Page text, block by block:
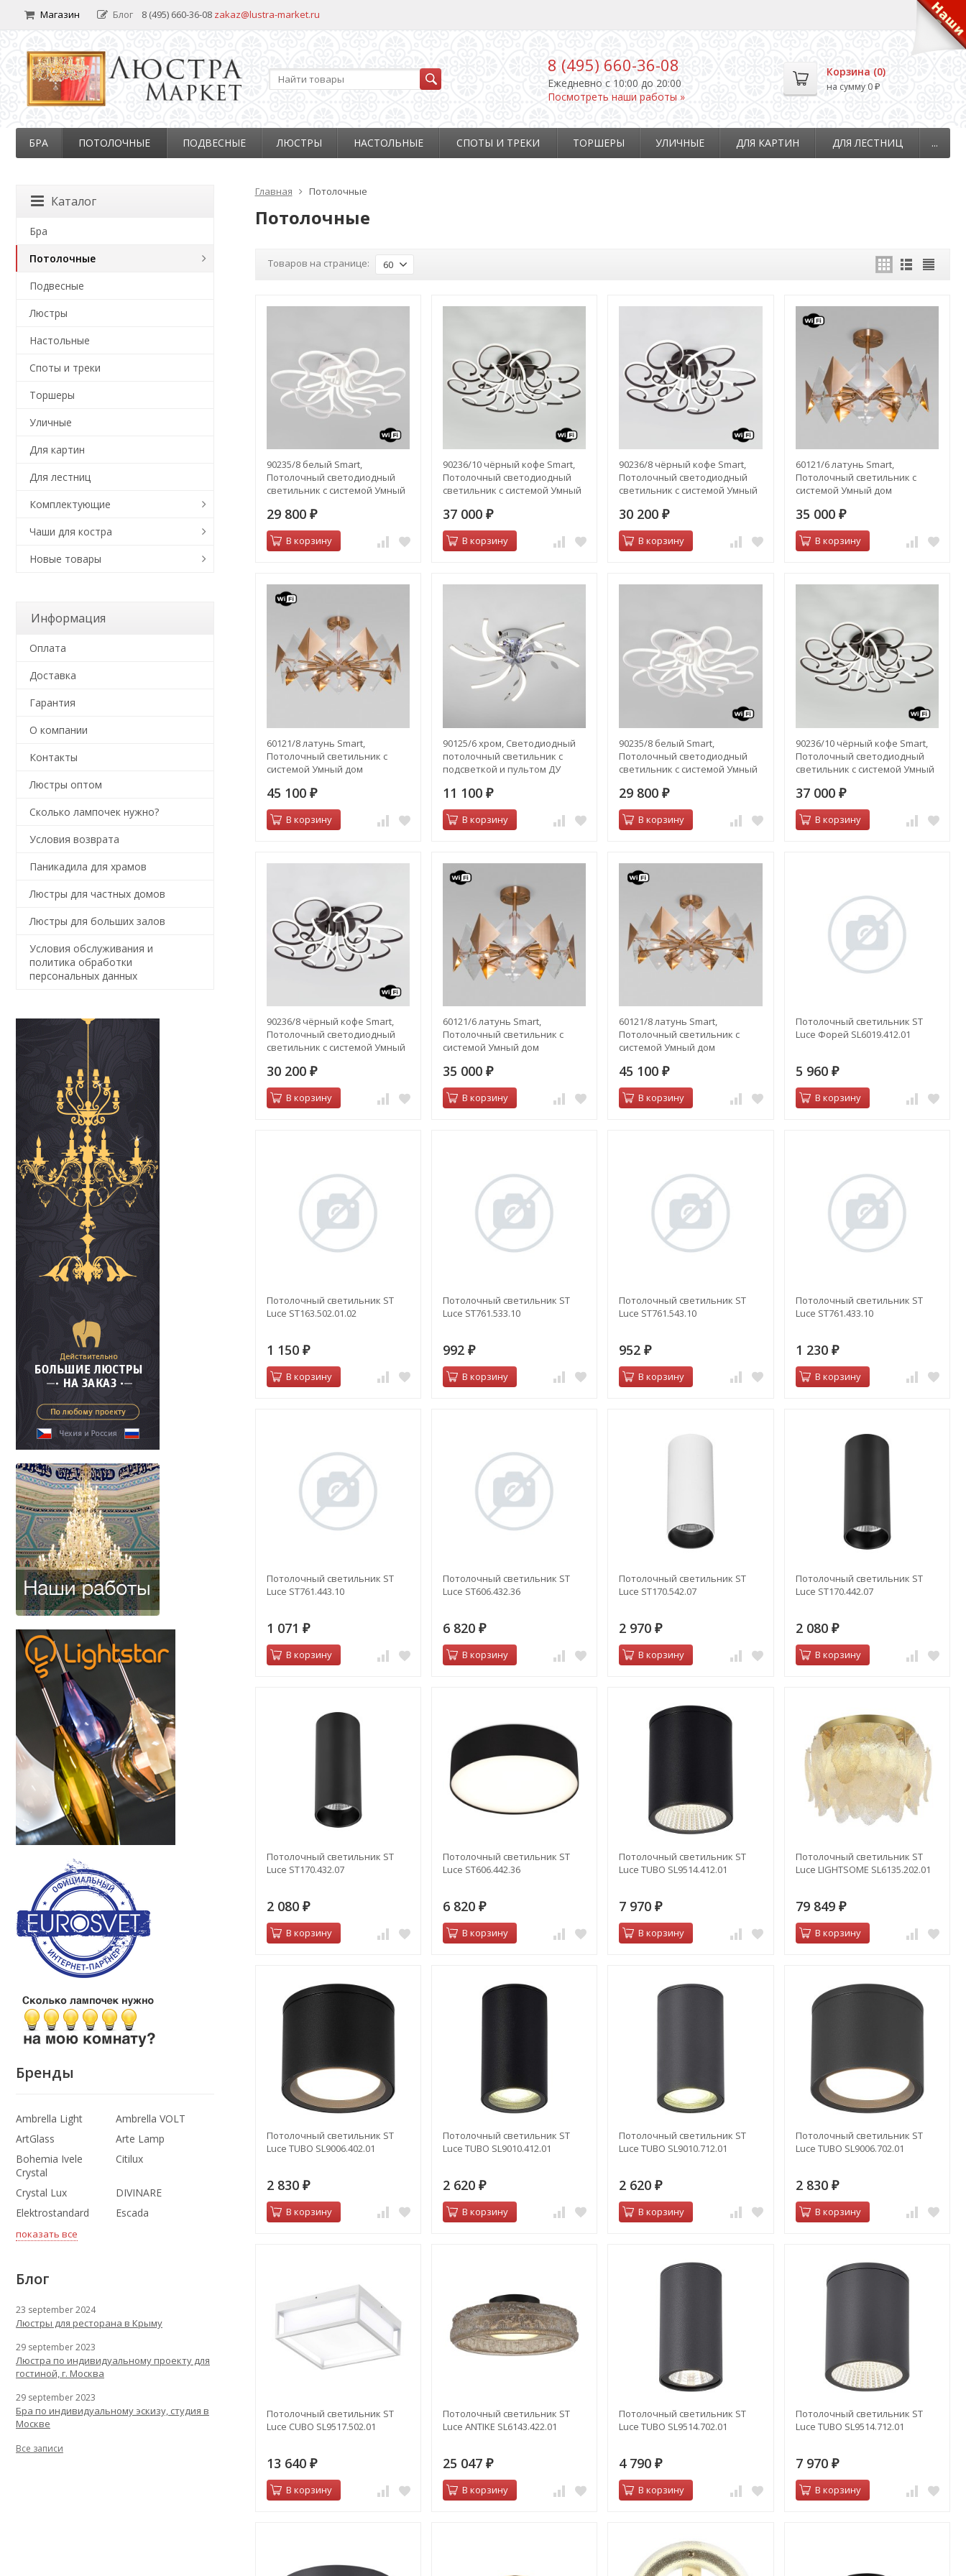
Магазин Блог 8 (495) 660-36-08 zakaz@lustra-market.ru
8 (495) 660-36-08
Ежедневно c 10:00 до 20:00
Посмотреть наши работы »
Корзина (0)
на сумму 0 ₽
БРА ПОТОЛОЧНЫЕ ПОДВЕСНЫЕ ЛЮСТРЫ НАСТОЛЬНЫЕ СПОТЫ И ТРЕКИ ТОРШЕРЫ УЛИЧНЫЕ ДЛЯ КАРТИН ДЛЯ ЛЕСТНИЦ ...
Главная Потолочные
Потолочные
Товаров на странице: 60
90235/8 белый Smart,
Потолочный светодиодный
светильник с системой Умный
29 800 ₽
В корзину
90236/10 чёрный кофе Smart,
Потолочный светодиодный
светильник с системой Умный
37 000 ₽
В корзину
90236/8 чёрный кофе Smart,
Потолочный светодиодный
светильник с системой Умный
30 200₽
В корзину
60121/6 латунь Smart,
Потолочный светильник с
системой Умный дом
35 000 ₽
В корзину
60121/8 латунь Smart,
Потолочный светильник с
системой Умный дом
45 100 ₽
В корзину
90125/6 хром, Светодиодный
потолочный светильник с
подсветкой и пультом ДУ
11 100 ₽
В корзину
90235/8 белый Smart,
Потолочный светодиодный
светильник с системой Умный
29 800₽
В корзину
90236/10 чёрный кофе Smart,
Потолочный светодиодный
светильник с системой Умный
37 000 ₽
В корзину
90236/8 чёрный кофе Smart,
Потолочный светодиодный
светильник с системой Умный
30 200 ₽
В корзину
60121/6 латунь Smart,
Потолочный светильник с
системой Умный дом
35 000 ₽
В корзину
60121/8 латунь Smart,
Потолочный светильник с
системой Умный дом
45 100₽
В корзину
Потолочный светильник ST
Luce Форей SL6019.412.01
5 960 ₽
В корзину
Потолочный светильник ST
Luce ST163.502.01.02
1 150 ₽
В корзину
Потолочный светильник ST
Luce ST761.533.10
992 ₽
В корзину
Потолочный светильник ST
Luce ST761.543.10
952₽
В корзину
Потолочный светильник ST
Luce ST761.433.10
1 230 ₽
В корзину
Потолочный светильник ST
Luce ST761.443.10
1 071 ₽
В корзину
Потолочный светильник ST
Luce ST606.432.36
6 820 ₽
В корзину
Потолочный светильник ST
Luce ST170.542.07
2 970₽
В корзину
Потолочный светильник ST
Luce ST170.442.07
2 080 ₽
В корзину
Потолочный светильник ST
Luce ST170.432.07
2 080 ₽
В корзину
Потолочный светильник ST
Luce ST606.442.36
6 820 ₽
В корзину
Потолочный светильник ST
Luce TUBO SL9514.412.01
7 970₽
В корзину
Потолочный светильник ST
Luce LIGHTSOME SL6135.202.01
79 849 ₽
В корзину
Потолочный светильник ST
Luce TUBO SL9006.402.01
2 830 ₽
В корзину
Потолочный светильник ST
Luce TUBO SL9010.412.01
2 620 ₽
В корзину
Потолочный светильник ST
Luce TUBO SL9010.712.01
2 620₽
В корзину
Потолочный светильник ST
Luce TUBO SL9006.702.01
2 830 ₽
В корзину
Потолочный светильник ST
Luce CUBO SL9517.502.01
13 640 ₽
В корзину
Потолочный светильник ST
Luce ANTIKE SL6143.422.01
25 047 ₽
В корзину
Потолочный светильник ST
Luce TUBO SL9514.702.01
4 790₽
В корзину
Потолочный светильник ST
Luce TUBO SL9514.712.01
7 970 ₽
В корзину
Каталог
Бра
Потолочные
Подвесные
Люстры
Настольные
Споты и треки
Торшеры
Уличные
Для картин
Для лестниц
Комплектующие
Чаши для костра
Новые товары
Информация
Оплата
Доставка
Гарантия
О компании
Контакты
Люстры оптом
Сколько лампочек нужно?
Условия возврата
Паникадила для храмов
Люстры для частных домов
Люстры для больших залов
Условия обслуживания и
политика обработки
персональных данных
Бренды
Ambrella Light
Ambrella VOLT
ArtGlass
Arte Lamp
Bohemia Ivele
Crystal
Citilux
Crystal Lux
DIVINARE
Elektrostandard
Escada
показать все
Блог
23 september 2024
Люстры для ресторана в Крыму
29 september 2023
Люстра по индивидуальному проекту для
гостиной, г. Москва
29 september 2023
Бра по индивидуальному эскизу, студия в
Москве
Все записи